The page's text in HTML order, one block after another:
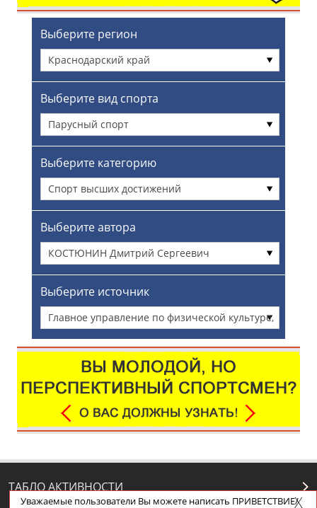
Выберите регион
Краснодарский край
Выберите вид спорта
Парусный спорт
Выберите категорию
Спорт высших достижений
Выберите автора
КОСТЮНИН Дмитрий Сергеевич
Выберите источник
Главное управление по физической культуре,
спорту и туризму администрации г.
Красноярска
ТАБЛО АКТИВНОСТИ
Уважаемые пользователи Вы можете написать ПРИВЕТСТВИЕ/